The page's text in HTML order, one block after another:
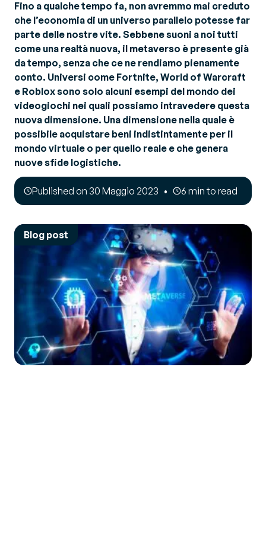
Fino a qualche tempo fa, non avremmo mai creduto
che l’economia di un universo parallelo potesse far
parte delle nostre vite. Sebbene suoni a noi tutti
come una realtà nuova, il metaverso è presente già
da tempo, senza che ce ne rendiamo pienamente
conto. Universi come Fortnite, World of Warcraft
e Roblox sono solo alcuni esempi del mondo dei
videogiochi nei quali possiamo intravedere questa
nuova dimensione. Una dimensione nella quale è
possibile acquistare beni indistintamente per il
mondo virtuale o per quello reale e che genera
nuove sfide logistiche.
Published on 30 Maggio 2023 6 min to read
Blog post